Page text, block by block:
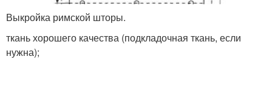
Выкройка римской шторы.
ткань хорошего качества (подкладочная ткань, если
нужна);